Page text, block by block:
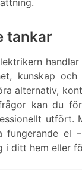
tankar
kunskap och
alternativ,
kan du
utfört.
fungerande el
i ditt hem eller